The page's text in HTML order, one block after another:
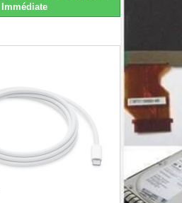
Immédiate